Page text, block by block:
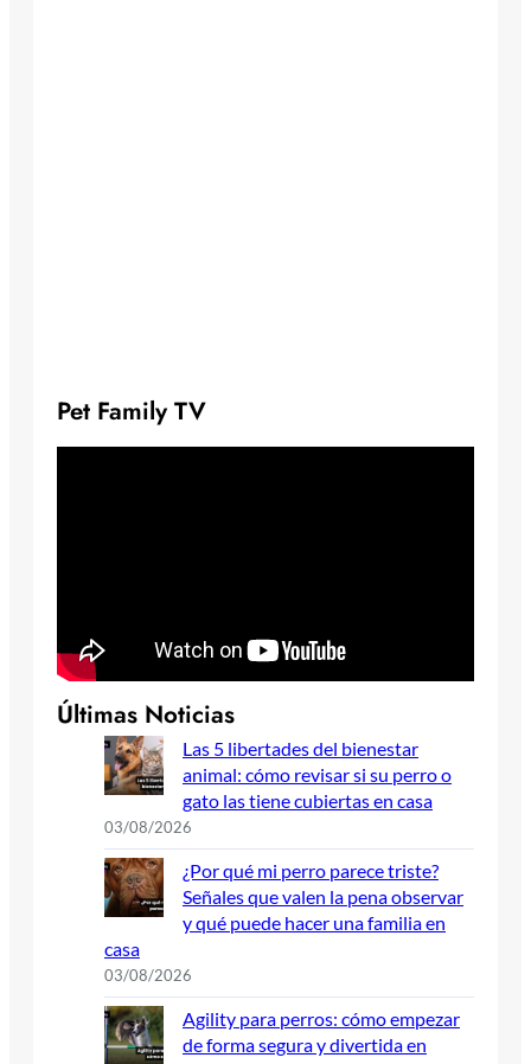
Pet Family TV
Últimas Noticias
Las 5 libertades del bienestar
animal: cómo revisar si su perro o
gato las tiene cubiertas en casa
03/08/2026
¿Por qué mi perro parece triste?
Señales que valen la pena observar
y qué puede hacer una familia en
casa
03/08/2026
Agility para perros: cómo empezar
de forma segura y divertida en